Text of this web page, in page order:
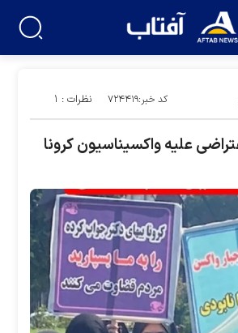
کد خبر:۷۲۴۴۱۹ نظرات : ۱
علیه واکسیناسیون کرونا